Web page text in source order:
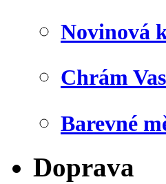
Novinová
Chrám
Barevné
Doprava